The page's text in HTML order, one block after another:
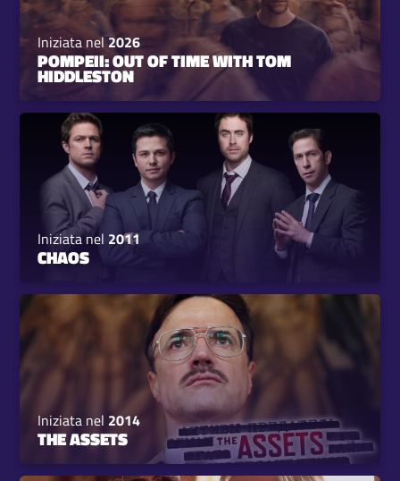
Iniziata nel2026
POMPEII: OUT OF TIME WITH TOM
HIDDLESTON
Iniziata nel2011
CHAOS
Iniziata nel 2014
THE ASSETS